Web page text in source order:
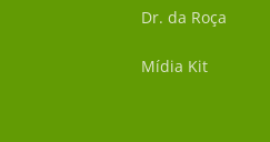
Dr. da Roça
Mídia Kit